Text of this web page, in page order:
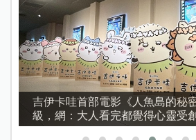
資優教育15問！師鐸獎名師陳宥
不是成績而是讀懂孩子的心理準備